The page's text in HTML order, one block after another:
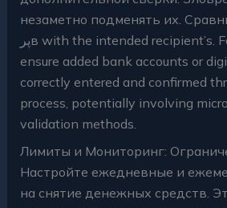
незаметно подменять их.
پرв with the intended recipient’s. For withdrawals,
ensure added bank accounts or
correctly entered and confirmed
process, potentially involving
validation methods.
Лимиты и Мониторинг:
Настройте ежедневные и
на снятие денежных средств.